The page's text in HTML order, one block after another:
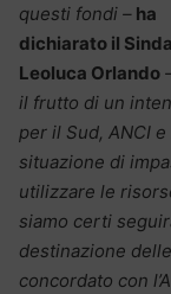
questi fondi – ha
dichiarato il
Leoluca Orlando
il frutto di un
per il Sud, ANCI
situazione di
utilizzare le
siamo certi
destinazione
concordato con